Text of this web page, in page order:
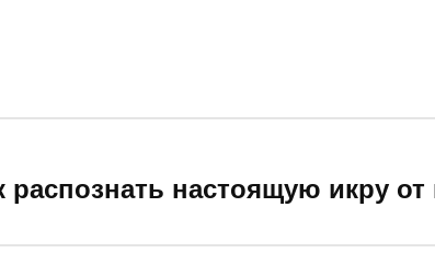
распознать настоящую икру